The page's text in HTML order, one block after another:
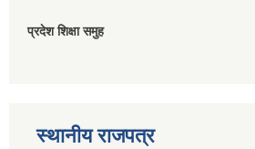
प्रदेश शिक्षा समुह
स्थानीय राजपत्र